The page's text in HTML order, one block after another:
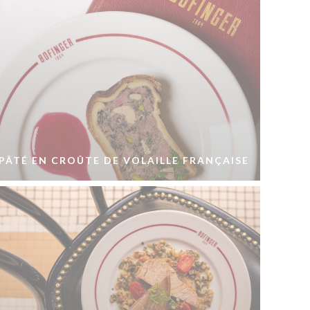
EN CROÛTE DE VOLAILLE FRANÇAISE